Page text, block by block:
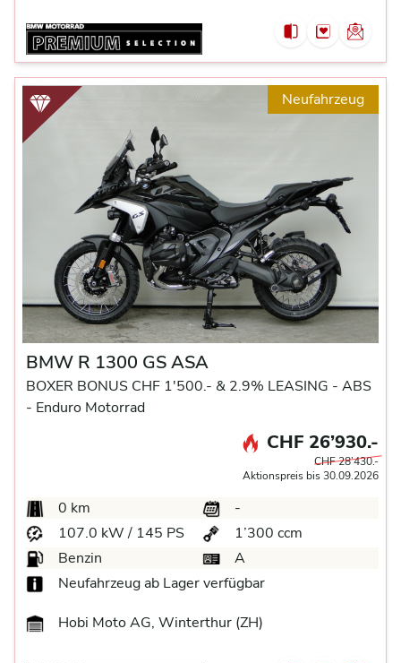
Neufahrzeug
BMW R 1300 GS ASA
BOXER BONUS CHF 1'500.- & 2.9% LEASING - ABS
- Enduro Motorrad
CHF 26’930.-
CHF 28’430.-
Aktionspreis bis 30.09.2026
0 km
-
107.0 kW / 145 PS
1’300 ccm
Benzin
A
Neufahrzeug ab Lager verfügbar
Hobi Moto AG, Winterthur (ZH)